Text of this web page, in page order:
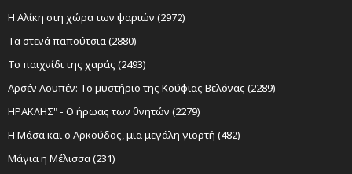
Η Αλίκη στη χώρα των ψαριών (2972)
Τα στενά παπούτσια (2880)
Το παιχνίδι της χαράς (2493)
Αρσέν Λουπέν: Το μυστήριο της Κούφιας Βελόνας (2289)
ΗΡΑΚΛΗΣ" - Ο ήρωας των θνητών (2279)
Η Μάσα και ο Αρκούδος, μια μεγάλη γιορτή (482)
Μάγια η Μέλισσα (231)